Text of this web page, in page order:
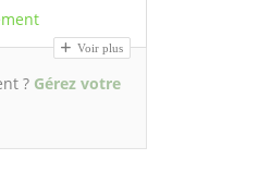
Voir plus
? Gérez votre